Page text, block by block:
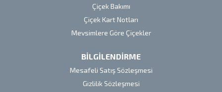
Çiçek Bakımı
Çiçek Kart Notları
Mevsimlere Göre Çiçekler
BİLGİLENDİRME
Mesafeli Satış Sözleşmesi
Gizlilik Sözleşmesi